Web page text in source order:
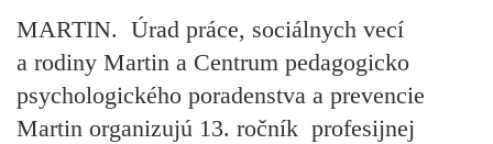
MARTIN. Úrad práce, sociálnych vecí
a rodiny Martin a Centrum pedagogicko
psychologického poradenstva a prevencie
Martin organizujú 13. ročník profesijnej